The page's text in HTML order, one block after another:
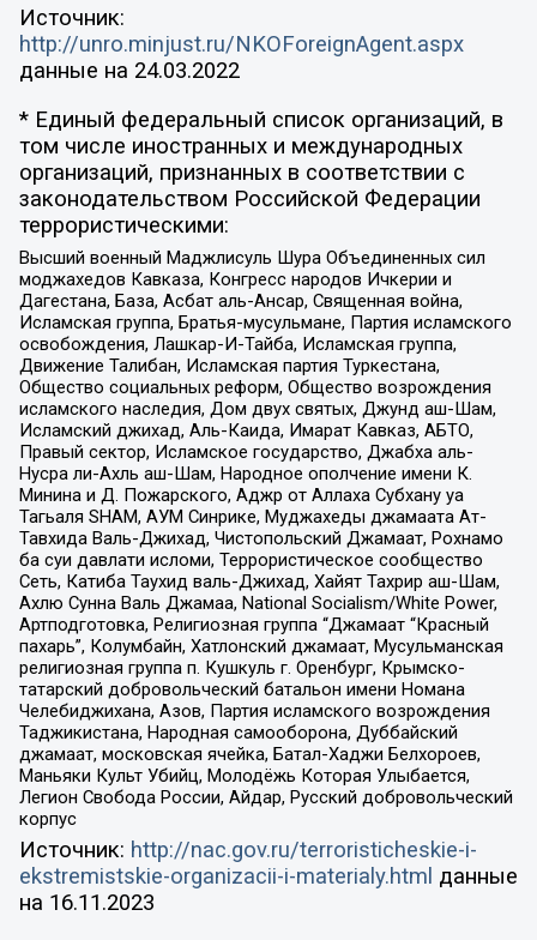
Источник:
http://unro.minjust.ru/NKOForeignAgent.aspx
данные на 24.03.2022
* Единый федеральный список организаций, в
том числе иностранных и международных
организаций, признанных в соответствии с
законодательством Российской Федерации
террористическими:
Высший военный Маджлисуль Шура Объединенных сил
моджахедов Кавказа, Конгресс народов Ичкерии и
Дагестана, База, Асбат аль-Ансар, Священная война,
Исламская группа, Братья-мусульмане, Партия исламского
освобождения, Лашкар-И-Тайба, Исламская группа,
Движение Талибан, Исламская партия Туркестана,
Общество социальных реформ, Общество возрождения
исламского наследия, Дом двух святых, Джунд аш-Шам,
Исламский джихад, Аль-Каида, Имарат Кавказ, АБТО,
Правый сектор, Исламское государство, Джабха аль-
Нусра ли-Ахль аш-Шам, Народное ополчение имени К.
Минина и Д. Пожарского, Аджр от Аллаха Субхану уа
Тагьаля SHAM, АУМ Синрике, Муджахеды джамаата Ат-
Тавхида Валь-Джихад, Чистопольский Джамаат, Рохнамо
ба суи давлати исломи, Террористическое сообщество
Сеть, Катиба Таухид валь-Джихад, Хайят Тахрир аш-Шам,
Ахлю Сунна Валь Джамаа, National Socialism/White Power,
Артподготовка, Религиозная группа “Джамаат “Красный
пахарь”, Колумбайн, Хатлонский джамаат, Мусульманская
религиозная группа п. Кушкуль г. Оренбург, Крымско-
татарский добровольческий батальон имени Номана
Челебиджихана, Азов, Партия исламского возрождения
Таджикистана, Народная самооборона, Дуббайский
джамаат, московская ячейка, Батал-Хаджи Белхороев,
Маньяки Культ Убийц, Молодёжь Которая Улыбается,
Легион Свобода России, Айдар, Русский добровольческий
корпус
Источник: http://nac.gov.ru/terroristicheskie-i-
ekstremistskie-organizacii-i-materialy.html данные
на 16.11.2023